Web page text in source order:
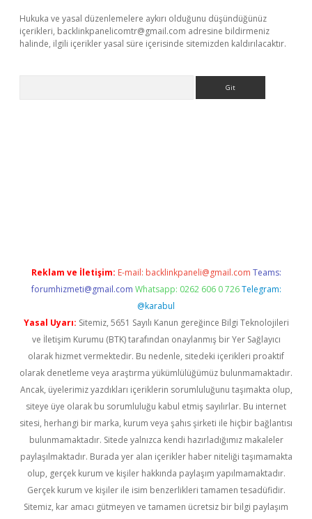
Hukuka ve yasal düzenlemelere aykırı olduğunu düşündüğünüz
içerikleri, backlinkpanelicomtr@gmail.com adresine bildirmeniz
halinde, ilgili içerikler yasal süre içerisinde sitemizden kaldırılacaktır.
Reklam ve İletişim: E-mail: backlinkpaneli@gmail.com Teams:
forumhizmeti@gmail.com Whatsapp: 0262 606 0 726 Telegram:
@karabul
Yasal Uyarı: Sitemiz, 5651 Sayılı Kanun gereğince Bilgi Teknolojileri
ve İletişim Kurumu (BTK) tarafından onaylanmış bir Yer Sağlayıcı
olarak hizmet vermektedir. Bu nedenle, sitedeki içerikleri proaktif
olarak denetleme veya araştırma yükümlülüğümüz bulunmamaktadır.
Ancak, üyelerimiz yazdıkları içeriklerin sorumluluğunu taşımakta olup,
siteye üye olarak bu sorumluluğu kabul etmiş sayılırlar. Bu internet
sitesi, herhangi bir marka, kurum veya şahıs şirketi ile hiçbir bağlantısı
bulunmamaktadır. Sitede yalnızca kendi hazırladığımız makaleler
paylaşılmaktadır. Burada yer alan içerikler haber niteliği taşımamakta
olup, gerçek kurum ve kişiler hakkında paylaşım yapılmamaktadır.
Gerçek kurum ve kişiler ile isim benzerlikleri tamamen tesadüfidir.
Sitemiz, kar amacı gütmeyen ve tamamen ücretsiz bir bilgi paylaşım